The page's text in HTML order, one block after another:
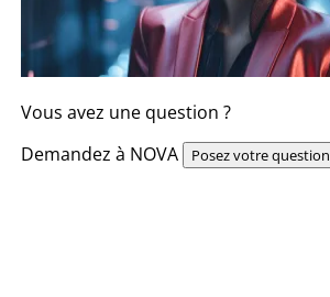
Vous avez une question ?
Demandez à NOVA
Posez votre question